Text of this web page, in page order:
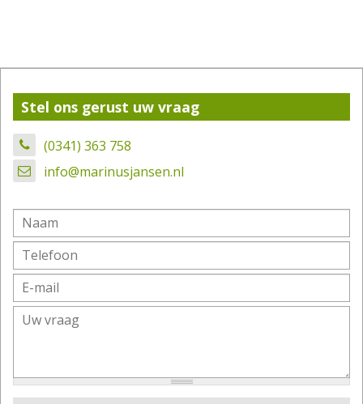
Stel ons gerust uw vraag
(0341) 363 758
info@marinusjansen.nl